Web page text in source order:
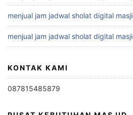
menjual jam jadwal sholat digital
menjual jam jadwal sholat digital
KONTAK KAMI
087815485879